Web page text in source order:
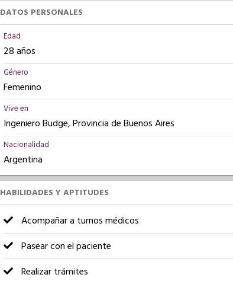
DATOS PERSONALES
Edad
28 años
Género
Femenino
Vive en
Ingeniero Budge, Provincia de Buenos Aires
Nacionalidad
Argentina
HABILIDADES Y APTITUDES
Acompañar a turnos médicos
Pasear con el paciente
Realizar trámites